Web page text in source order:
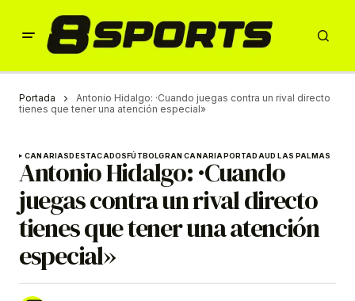
Portada
Antonio Hidalgo: ·Cuando juegas contra un rival directo
tienes que tener una atención especial»
CANARIASDESTACADOSFÚTBOLGRAN CANARIAPORTADAUD LAS PALMAS
Antonio Hidalgo: ·Cuando
juegas contra un rival directo
tienes que tener una atención
especial»